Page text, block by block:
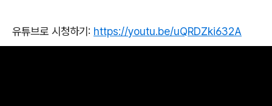
유튜브로 시청하기: https://youtu.be/uQRDZki632A